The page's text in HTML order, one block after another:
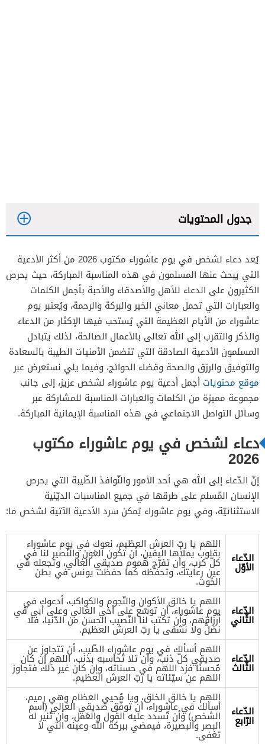
جدول المحتويات
يُعد دعاء لشخص في يوم عاشوراء مكتوب 2026 من أكثر الأدعية
التي يبحث عنها المسلمون في هذه المناسبة المباركة، حيث يحرص
الكثيرون على الدعاء للأهل والأصدقاء والأحبة بأجمل الكلمات
والعبارات التي تحمل معاني الخير والبركة والرحمة، ويُعتبر يوم
عاشوراء من الأيام العظيمة التي يُستحب فيها الإكثار من الدعاء
والذكر والتقرب إلى الله تعالى بالأعمال الصالحة، لذلك يتبادل
المسلمون الأدعية الصادقة التي تتضمن الأمنيات الطيبة بالسعادة
والتوفيق والرزق والصحة وقضاء الحوائج، وفيما يلي نستعرض عبر
موقع محتويات أجمل أدعية يوم عاشوراء لشخص عزيز، إلى جانب
مجموعة مميزة من الكلمات والعبارات المناسبة للمشاركة عبر
وسائل التواصل الاجتماعي في هذه المناسبة الإيمانية المباركة.
دعاء لشخص في يوم عاشوراء مكتوب
2026
إنّ الدّعاء إلى الله هي أحد الأمور والنّوافذ الطّيبة التي يحرص
الإنسان المُسلم على طرقها في جميع المناسبات الديّنية
الاستثنائيّة، وفي يوم عاشوراء يُمكن سرد الأدعية الآتية لشخص ما:
الدّعاء
الأوّل
اللهم يا ربّ العرش العظيم، نعوك في يوم عاشوراء
بقلوب يملأها اليقين، أن تكون العَون والنّصير لنا في
كلّ كرب، وأن تفرّج هُموم صديقي الغالي، وتجعله في
عين رعايتك، وتحفظه كما حفظت يونس في بطن
الحُوت.
الدّعاء
الثّاني
اللهم يا خالق الأكوان والنّجوم والكواكب، أدعوك في
يوم عاشوراء، أن توسّع على أخي الغالي وعلى أبي في
أرزاقهم، وأن تكتب لنا النّصيب الحسن من الدّنيا، فلا
نضلُّ ولا نشقى يا ربّ العرش العظيم.
الدّعاء
الثّالث
اللهم أسألك في يوم عاشوراء الطّيب، أن تتجاوز عن
صديقي كلّ ذنب، وأن تلا تُحاسبه بذنب، اللهم إن كان
مُحسنًا فزد اللهم في حسناته، وإن كان غير ذلك فتجاوز
اللهم عن سيّئاته يا ربّ العرش العظيم.
الدّعاء
الرّابع
اللهم يا خالق الخلق، ويا مُحيي العظام وهي رميم،
أسألك في عاشوراء، أن توفّق صديقي الغالي (اسم
الشخص) وأن تُسدد عليه القول والعَمل، وأن تُنير له
البصر والبصيرة، فيمضي ببركة الله وعينه التي لا
تغفى.